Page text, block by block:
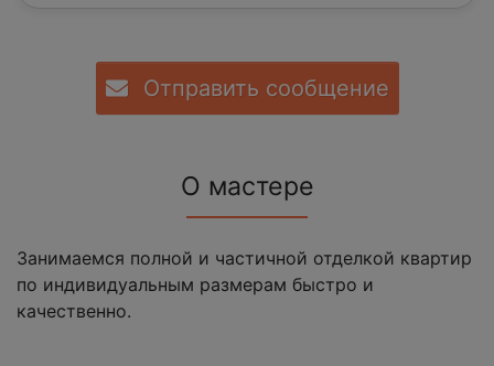
Отправить сообщение
О мастере
Занимаемся полной и частичной отделкой квартир
по индивидуальным размерам быстро и
качественно.